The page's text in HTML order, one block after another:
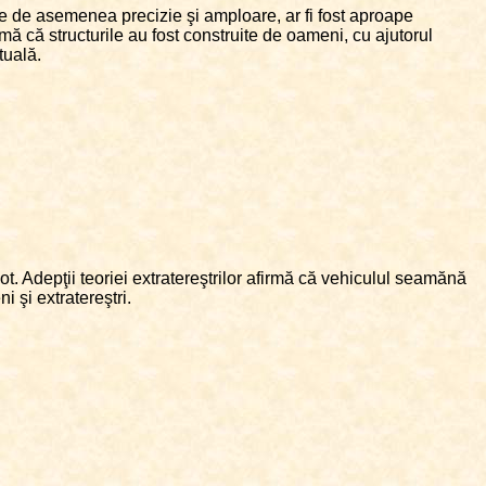
asemenea precizie şi amploare, ar fi fost aproape
că structurile au fost construite de oameni, cu ajutorul
Adepţii teoriei extratereştrilor afirmă că vehiculul seamănă
şi extratereştri.